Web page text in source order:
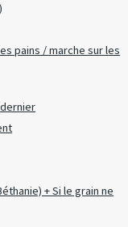
pains / marche sur les
+ Si le grain ne